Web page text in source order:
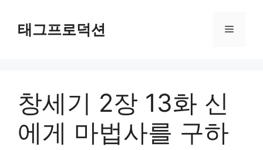
content태그프로덕션 Menu
창세기 2장 13화 신
에게 마법사를 구하